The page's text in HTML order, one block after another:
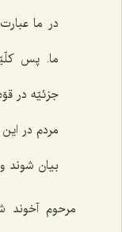
در ما
ما. پس
جزئیّه در
مردم در
بیان شوند
مرحوم آخوند